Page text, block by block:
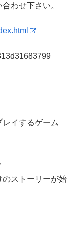
わせ下さい。
イするゲーム
のストーリーが始